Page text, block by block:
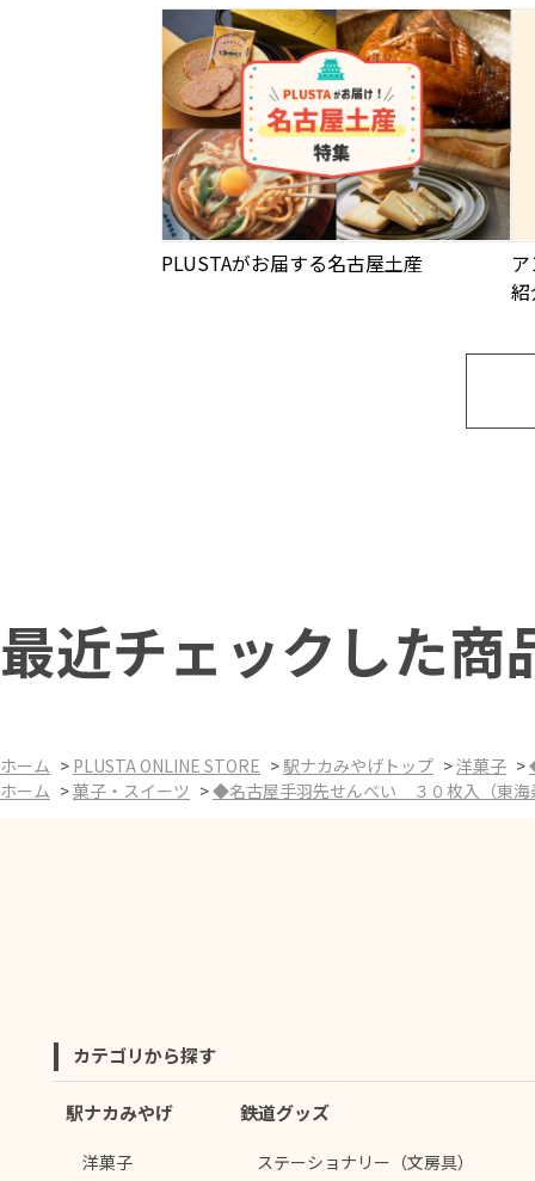
PLUSTAがお届する名古屋土産
最近チェックした商
ホーム > PLUSTA ONLINE STORE > 駅ナカみやげトップ >洋菓子 >
ホーム >菓子・スイーツ >◆名古屋手羽先せんべい ３０枚入（東海
カテゴリから探す
駅ナカみやげ
洋菓子
鉄道グッズ
ステーショナリー（文房具）